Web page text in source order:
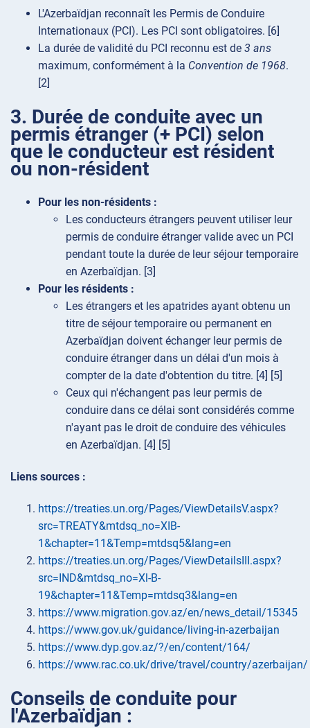
L'Azerbaïdjan reconnaît les Permis de Conduire
Internationaux (PCI). Les PCI sont obligatoires. [6]
La durée de validité du PCI reconnu est de 3 ans
maximum, conformément à la Convention de 1968.
[2]
3. Durée de conduite avec un
permis étranger (+ PCI) selon
que le conducteur est résident
ou non-résident
Pour les non-résidents :
Les conducteurs étrangers peuvent utiliser leur
permis de conduire étranger valide avec un PCI
pendant toute la durée de leur séjour temporaire
en Azerbaïdjan. [3]
Pour les résidents :
Les étrangers et les apatrides ayant obtenu un
titre de séjour temporaire ou permanent en
Azerbaïdjan doivent échanger leur permis de
conduire étranger dans un délai d'un mois à
compter de la date d'obtention du titre. [4] [5]
Ceux qui n'échangent pas leur permis de
conduire dans ce délai sont considérés comme
n'ayant pas le droit de conduire des véhicules
en Azerbaïdjan. [4] [5]
Liens sources :
https://treaties.un.org/Pages/ViewDetailsV.aspx?
src=TREATY&mtdsq_no=XIB-
1&chapter=11&Temp=mtdsq5&lang=en
https://treaties.un.org/Pages/ViewDetailsIII.aspx?
src=IND&mtdsq_no=Xl-B-
19&chapter=11&Temp=mtdsq3&lang=en
https://www.migration.gov.az/en/news_detail/15345
https://www.gov.uk/guidance/living-in-azerbaijan
https://www.dyp.gov.az/?/en/content/164/
https://www.rac.co.uk/drive/travel/country/azerbaijan/
Conseils de conduite pour
l'Azerbaïdjan :